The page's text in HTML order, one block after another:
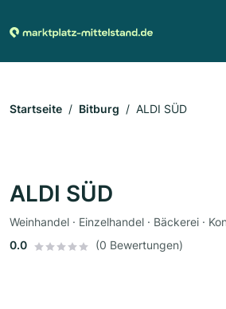
Startseite Bitburg ALDI SÜD
ALDI SÜD
0.0
(0 Bewertungen)